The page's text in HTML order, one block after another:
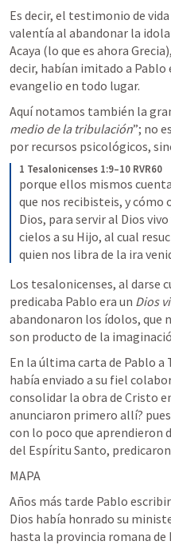
Es decir, el testimonio de
valentía al abandonar la
Acaya (lo que es ahora
decir, habían imitado a Pablo
evangelio en todo lugar.
Aquí notamos también la
medio de la tribulación”; no
por recursos psicológicos,
1 Tesalonicenses 1:9–10 RVR60
porque ellos mismos
que nos recibisteis, y cómo
Dios, para servir al Dios
cielos a su Hijo, al cual
quien nos libra de la ira
Los tesalonicenses, al darse
predicaba Pablo era un Dios
abandonaron los ídolos, que
son producto de la
En la última carta de Pablo
había enviado a su fiel
consolidar la obra de Cristo
anunciaron primero allí?
con lo poco que aprendieron
del Espíritu Santo,
MAPA
Años más tarde Pablo
Dios había honrado su
hasta la provincia romana